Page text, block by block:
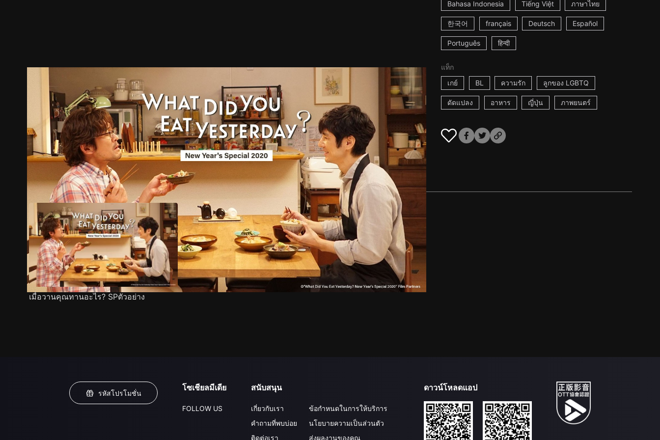
Bahasa Indonesia Tiếng Việt ภาษาไทย
한국어 français Deutsch Español
Português हिन्दी
แท็ก
เกย์
BL ความรัก ลูกของ LGBTQ
ดัดแปลง อาหาร ญี่ปุ่น ภาพยนตร์
ตัวอย่าง ภาพนิ่ง เนื้อหาที่แนะนำ รายละเอียด
เมื่อวานคุณทานอะไร? SPตัวอย่าง
รหัสโปรโมชั่น
โซเชียลมีเดีย
FOLLOW US
สนับสนุน
เกี่ยวกับเรา
คำถามที่พบบ่อย
ติดต่อเรา
ข้อกำหนดในการให้บริการ
นโยบายความเป็นส่วนตัว
ส่งผลงานของคุณ
ดาวน์โหลดแอป